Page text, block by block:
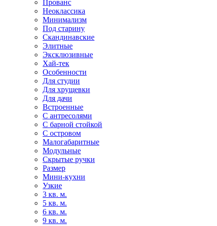
Прованс
Неоклассика
Минимализм
Под старину
Скандинавские
Элитные
Эксклюзивные
Хай-тек
Особенности
Для студии
Для хрущевки
Для дачи
Встроенные
С антресолями
С барной стойкой
С островом
Малогабаритные
Модульные
Скрытые ручки
Размер
Мини-кухни
Узкие
3 кв. м.
5 кв. м.
6 кв. м.
9 кв. м.